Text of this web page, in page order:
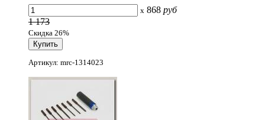
x 868 руб
1 173
Скидка 26%
Артикул: mrc-1314023